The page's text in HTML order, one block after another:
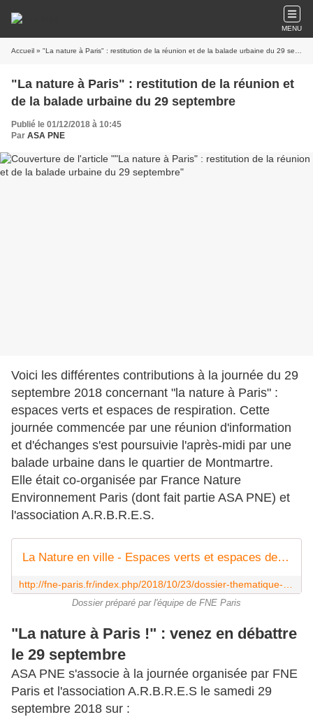
MENU
Accueil » "La nature à Paris" : restitution de la réunion et de la balade urbaine du 29 septembre
"La nature à Paris" : restitution de la réunion et
de la balade urbaine du 29 septembre
Publié le 01/12/2018 à 10:45
Par ASA PNE
Voici les différentes contributions à la journée du 29
septembre 2018 concernant "la nature à Paris" :
espaces verts et espaces de respiration. Cette
journée commencée par une réunion d'information
et d'échanges s'est poursuivie l'après-midi par une
balade urbaine dans le quartier de Montmartre.
Elle était co-organisée par France Nature
Environnement Paris (dont fait partie ASA PNE) et
l'association A.R.B.R.E.S.
La Nature en ville - Espaces verts et espaces de respiration
Dossier préparé par l'équipe de FNE Paris
"La nature à Paris !" : venez en débattre
le 29 septembre
ASA PNE s'associe à la journée organisée par FNE
Paris et l'association A.R.B.R.E.S le samedi 29
septembre 2018 sur :